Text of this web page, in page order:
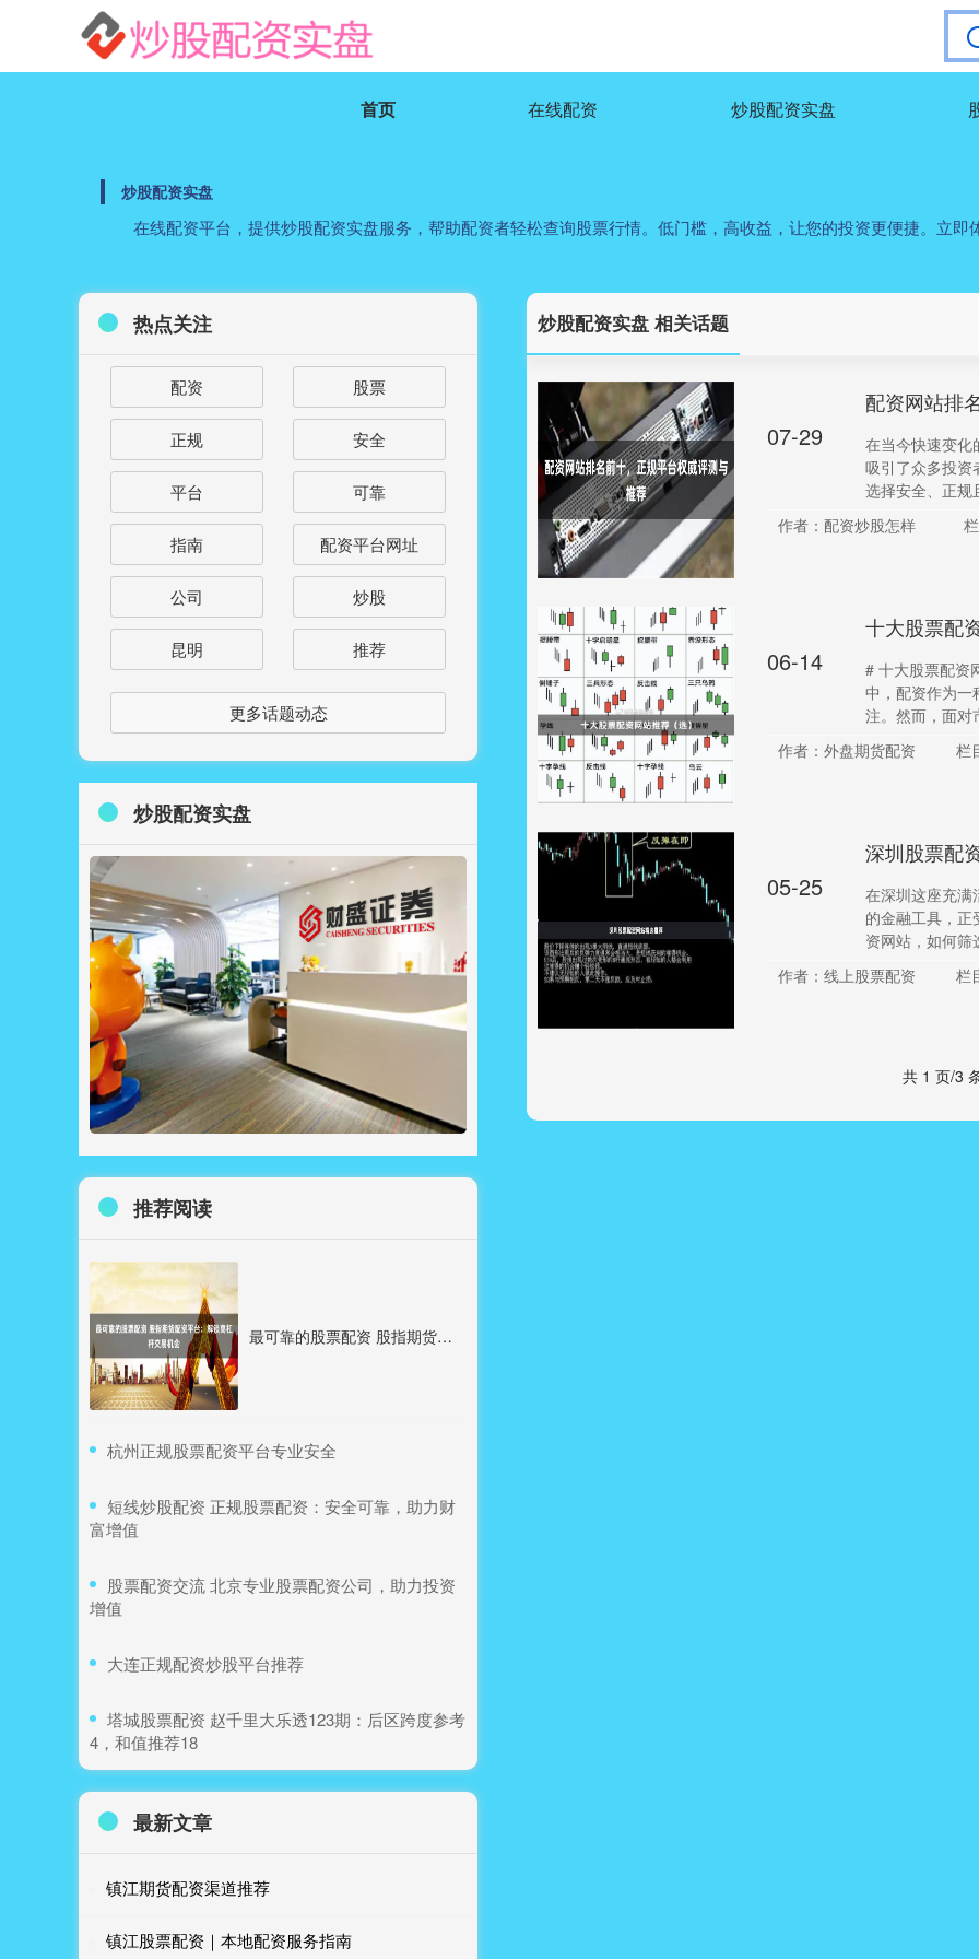
首页 在线配资 炒股配资实盘
炒股配资实盘
在线配资平台，提供炒股配资实盘服务，帮助配资者轻松查询股票行情。低门槛，高收益，让您的投资更便捷。立即
炒股配资实盘 相关话题
07-29
配资网站排
在当今快速变化
吸引了众多投资
选择安全、正规
作者：配资炒股怎样
06-14
十大股票配
# 十大股票配资
中，配资作为一
注。然而，面对
作者：外盘期货配资
栏
05-25
深圳股票配
在深圳这座充满
的金融工具，
资网站，如何
作者：线上股票配资
栏
共 1 页/3
热点关注
配资 股票
正规 安全
平台 可靠
指南 配资平台网址
公司 炒股
昆明 推荐
更多话题动态
炒股配资实盘
推荐阅读
最可靠的股票配资 股指期货配资平台：解锁高杠杆交易机会
​杭州正规股票配资平台专业安全
​短线炒股配资 正规股票配资：安全可靠，助力财
富增值
​股票配资交流 北京专业股票配资公司，助力投资
增值
​大连正规配资炒股平台推荐
​塔城股票配资 赵千里大乐透123期：后区跨度参考
4，和值推荐18
最新文章
镇江期货配资渠道推荐
镇江股票配资｜本地配资服务指南